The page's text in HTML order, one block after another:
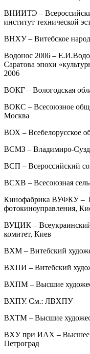
ВНИИТЭ –
институт технической
ВНХУ – Витебское
Водонос 2006 –
Саратова эпохи
2006
ВОКГ – Вологодская
ВОКС – Всесоюзное
Москва
ВОХ – Всебелорусское
ВСМЗ – Владимиро-
ВСП – Всероссийский
ВСХВ – Всесоюзная
Кинофабрика ВУФКУ –
фотокиноуправления,
ВУЦИК –
комитет, Киев
ВХМ – Витебский
ВХПИ – Витебский
ВХПМ – Высшие
ВХПУ. См.: ЛВХПУ
ВХТМ – Высшие
ВХУ при ИАХ – Высшее
Петроград